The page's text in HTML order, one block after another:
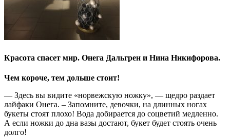
Красота спасет мир. Онега Дальгрен и Нина Никифорова.
Чем короче, тем дольше стоит!
— Здесь вы видите «норвежскую ножку», — щедро раздает
лайфаки Онега. – Запомните, девочки, на длинных ногах
букеты стоят плохо! Вода добирается до соцветий медленно.
А если ножки до дна вазы достают, букет будет стоять очень
долго!